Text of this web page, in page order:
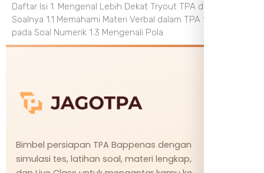
Daftar Isi 1. Mengenal Lebih Dekat Tryout TPA dan Struktur
Soalnya 1.1 Memahami Materi Verbal dalam TPA 1.2 Fokus
pada Soal Numerik 1.3 Mengenali Pola
Bimbel persiapan TPA Bappenas dengan
simulasi tes, latihan soal, materi lengkap,